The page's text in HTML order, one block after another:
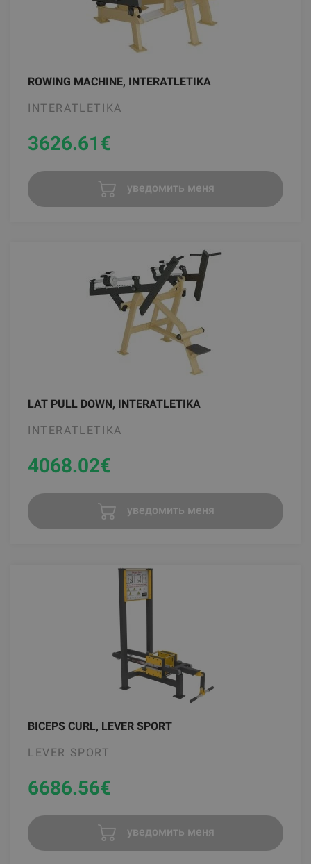
ROWING MACHINE, INTERATLETIKA
INTERATLETIKA
3626.61€
уведомить меня
LAT PULL DOWN, INTERATLETIKA
INTERATLETIKA
4068.02€
уведомить меня
BICEPS CURL, LEVER SPORT
LEVER SPORT
6686.56€
уведомить меня